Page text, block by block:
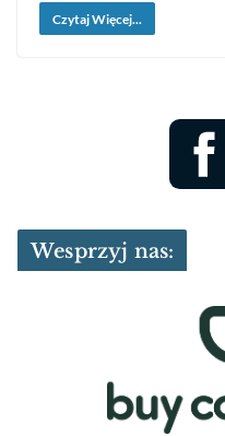
Czytaj Więcej...
Wesprzyj nas: